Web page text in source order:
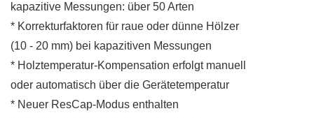
kapazitive Messungen: über 50 Arten
* Korrekturfaktoren für raue oder dünne Hölzer
(10 - 20 mm) bei kapazitiven Messungen
* Holztemperatur-Kompensation erfolgt manuell
oder automatisch über die Gerätetemperatur
* Neuer ResCap-Modus enthalten